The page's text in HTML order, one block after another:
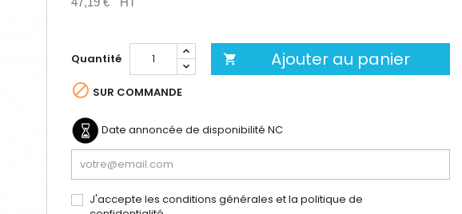
Quantité  Ajouter au panier
 SUR COMMANDE
Date annoncée de disponibilité NC
J'accepte les conditions générales et la politique de